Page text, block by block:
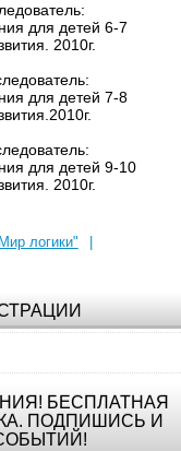
для детей 6-7
2010г.
для детей 7-8
для детей 9-10
2010г.
логики"
БЕСПЛАТНАЯ
ПОДПИШИСЬ И